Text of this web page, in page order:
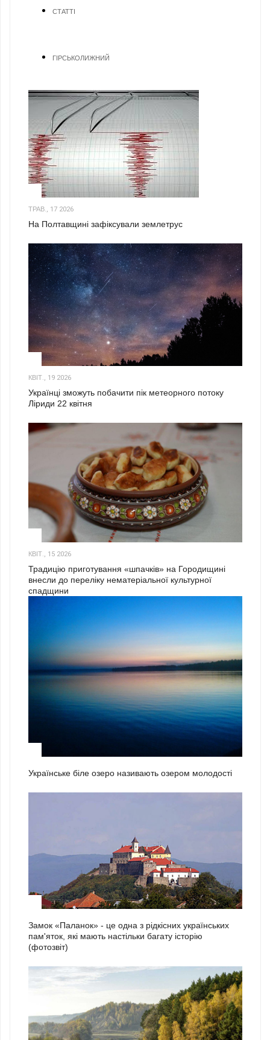
СТАТТІ
ГІРСЬКОЛИЖНИЙ
ТРАВ., 17 2026
На Полтавщині зафіксували землетрус
КВІТ., 19 2026
Українці зможуть побачити пік метеорного потоку
Ліриди 22 квітня
КВІТ., 15 2026
Традицію приготування «шпачків» на Городищині
внесли до переліку нематеріальної культурної
спадщини
Українське біле озеро називають озером молодості
Замок «Паланок» - це одна з рідкісних українських
пам'яток, які мають настільки багату історію
(фотозвіт)